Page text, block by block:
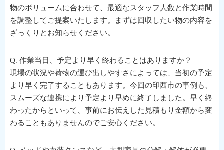
物のボリュームに合わせて、最適なスタッフ人数と作業時間
を調整してご提案いたします。まずは回収したい物の内容を
ざっくりとお知らせください。
Q. 作業当日、予定より早く終わることはありますか？
現場の状況や荷物の運び出しやすさによっては、当初の予定
より早く完了することもあります。今回の印西市の事例も、
スムーズな連携により予定より早めに終了しました。早く終
わったからといって、事前にお伝えした見積もり金額から変
わることもありませんのでご安心ください。